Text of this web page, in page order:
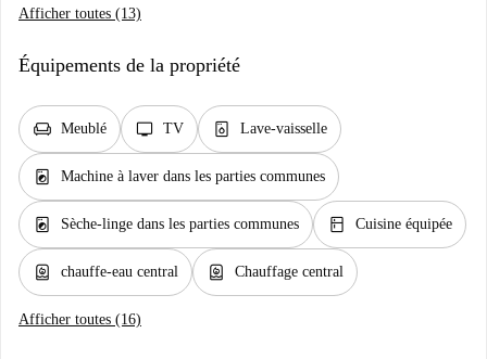
Afficher toutes (13)
Équipements de la propriété
chair Meublé tv TV dishwasher_gen Lave-vaisselle
local_laundry_service Machine à laver dans les parties communes
local_laundry_service Sèche-linge dans les parties communes kitchen Cuisine équipée
water_heater chauffe-eau central water_heater Chauffage central
Afficher toutes (16)